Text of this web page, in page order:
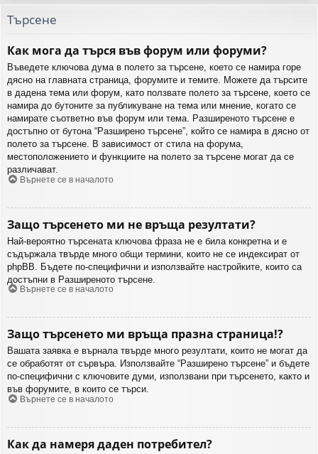
Търсене
Как мога да търся във форум или форуми?
Въведете ключова дума в полето за търсене, което се намира горе
дясно на главната страница, форумите и темите. Можете да търсите
в дадена тема или форум, като ползвате полето за търсене, което се
намира до бутоните за публикуване на тема или мнение, когато се
намирате съответно във форум или тема. Разширеното търсене е
достъпно от бутона “Разширено търсене”, който се намира в дясно от
полето за търсене. В зависимост от стила на форума,
местоположението и функциите на полето за търсене могат да се
различават.
Върнете се в началото
Защо търсенето ми не връща резултати?
Най-вероятно търсената ключова фраза не е била конкретна и е
съдържала твърде много общи термини, които не се индексират от
phpBB. Бъдете по-специфични и използвайте настройките, които са
достъпни в Разширеното търсене.
Върнете се в началото
Защо търсенето ми връща празна страница!?
Вашата заявка е върнала твърде много резултати, които не могат да
се обработят от сървъра. Използвайте “Разширено търсене” и бъдете
по-специфични с ключовите думи, използвани при търсенето, както и
във форумите, в които се търси.
Върнете се в началото
Как да намеря даден потребител?